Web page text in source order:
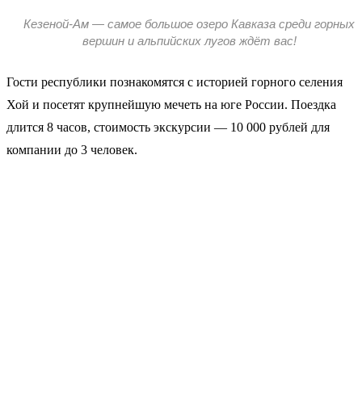
Кезеной-Ам — самое большое озеро Кавказа среди горных
вершин и альпийских лугов ждёт вас!
Гости республики познакомятся с историей горного селения
Хой и посетят крупнейшую мечеть на юге России. Поездка
длится 8 часов, стоимость экскурсии — 10 000 рублей для
компании до 3 человек.